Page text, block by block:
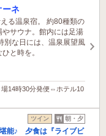
ーネ
る温泉宿。 約80種類の
サウナ。館内には足湯
別な日には、温泉展望風
と時を。
14時30分発便⇔ホテル10
ツイン 朝・夕
堪能♪ 夕食は『ライブビ